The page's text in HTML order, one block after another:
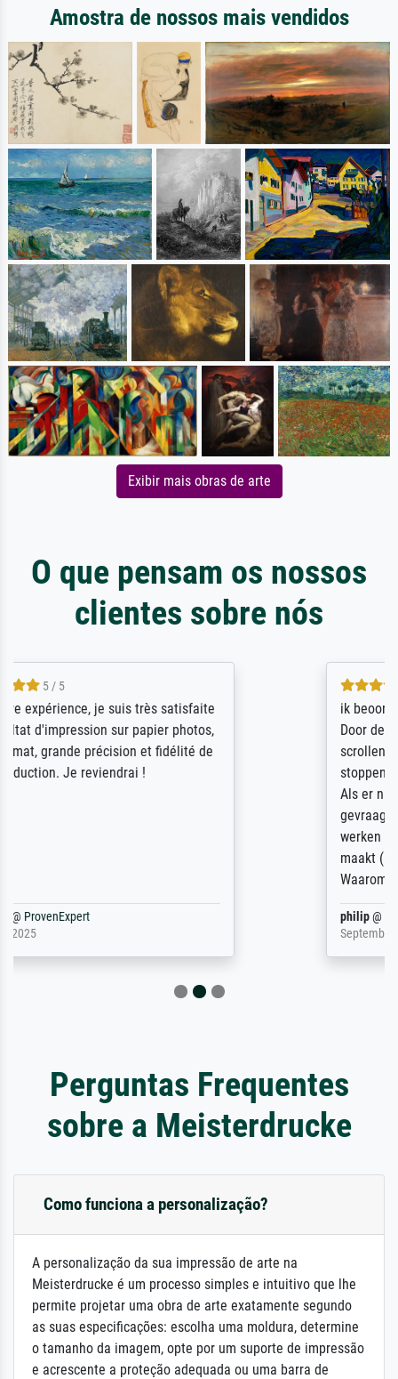
Amostra de nossos mais vendidos
Exibir mais obras de arte
O que pensam os nossos
clientes sobre nós
ik beoordeel Meisterdrucke zeer positief.
Door de 69505 beschikbare kunstenaars
scrollen is echter onbegonnen werk (na
stoppen begint het weer van voor af aan).
philip
Perguntas Frequentes
sobre a Meisterdrucke
Como funciona a personalização?
A personalização da sua impressão de arte na
Meisterdrucke é um processo simples e intuitivo que lhe
permite projetar uma obra de arte exatamente segundo
as suas especificações: escolha uma moldura, determine
o tamanho da imagem, opte por um suporte de impressão
e acrescente a proteção adequada ou uma barra de